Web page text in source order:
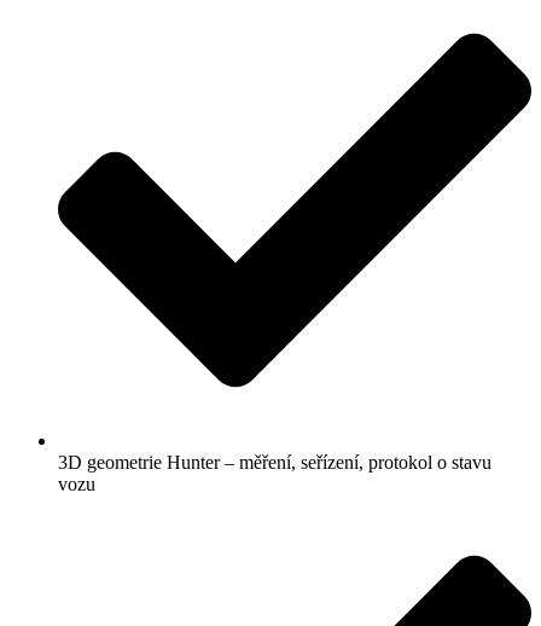
3D geometrie Hunter – měření, seřízení, protokol o stavu
vozu